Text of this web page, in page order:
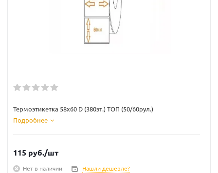
Термоэтикетка 58х60 D (380эт.) ТОП (50/60рул.)
Подробнее
115 руб./шт
Нет в наличии Нашли дешевле?